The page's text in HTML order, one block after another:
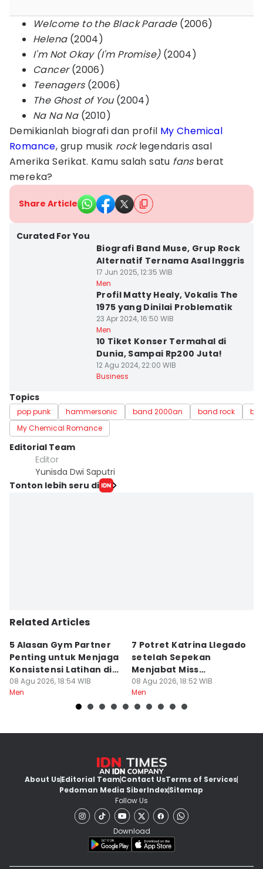
Welcome to the Black Parade(2006)
Helena (2004)
I'm Not Okay (I'm Promise)(2004)
Cancer(2006)
Teenagers (2006)
The Ghost of You(2004)
Na Na Na(2010)
Demikianlah biografi dan profil My Chemical
Romance, grup musik rocklegendaris asal
Amerika Serikat. Kamu salah satu fans berat
mereka?
Share Article
Curated For You
Biografi Band Muse, Grup Rock
Alternatif Ternama Asal Inggris
17 Jun 2025, 12:35 WIB
Men
Profil Matty Healy, Vokalis The
1975 yang Dinilai Problematik
23 Apr 2024, 16:50 WIB
Men
10 Tiket Konser Termahal di
Dunia, Sampai Rp200 Juta!
12 Agu 2024, 22:00 WIB
Business
Topics
pop punk hammersonic band 2000an band rock
My Chemical Romance
Editorial Team
Editor
Yunisda Dwi Saputri
Tonton lebih seru di
Related Articles
5 Alasan Gym Partner
Penting untuk Menjaga
Konsistensi Latihan di
Gym
08 Agu 2026, 18:54 WIB
Men
7 Potret Katrina Llegado
setelah Sepekan
Menjabat Miss
Supranational 2026
08 Agu 2026, 18:52 WIB
Men
About UsEditorial TeamContact UsTerms of Services
Pedoman Media SiberIndexSitemap
Follow Us
Download